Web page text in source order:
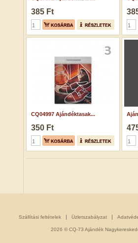
385 Ft
CQ04997 Ajándéktasak...
350 Ft
Szállítási feltételek Üzletszabályzat
2026 © CQ-73 Ajándék